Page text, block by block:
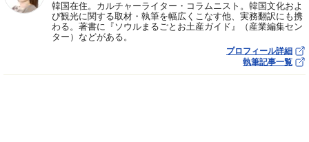
韓国在住。カルチャーライター・コラムニスト。韓国文化およ
び観光に関する取材・執筆を幅広くこなす他、実務翻訳にも携
わる。著書に『ソウルまるごとお土産ガイド』（産業編集セン
ター）などがある。
プロフィール詳細
執筆記事一覧